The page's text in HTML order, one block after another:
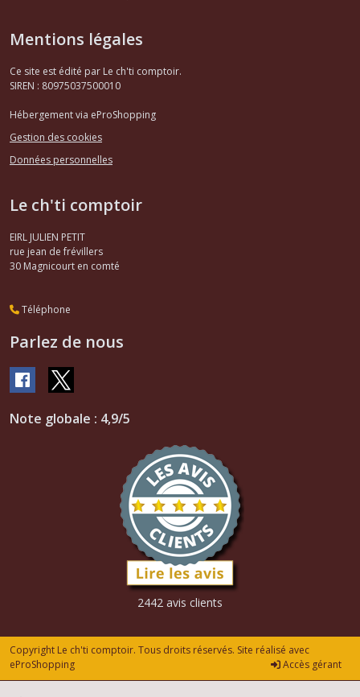
Mentions légales
Ce site est édité par Le ch'ti comptoir.
SIREN : 80975037500010
Hébergement via eProShopping
Gestion des cookies
Données personnelles
Le ch'ti comptoir
EIRL JULIEN PETIT
rue jean de frévillers
30 Magnicourt en comté
Téléphone
Parlez de nous
Note globale : 4,9/5
2442 avis clients
Copyright Le ch'ti comptoir. Tous droits réservés. Site réalisé avec
eProShopping
Accès gérant